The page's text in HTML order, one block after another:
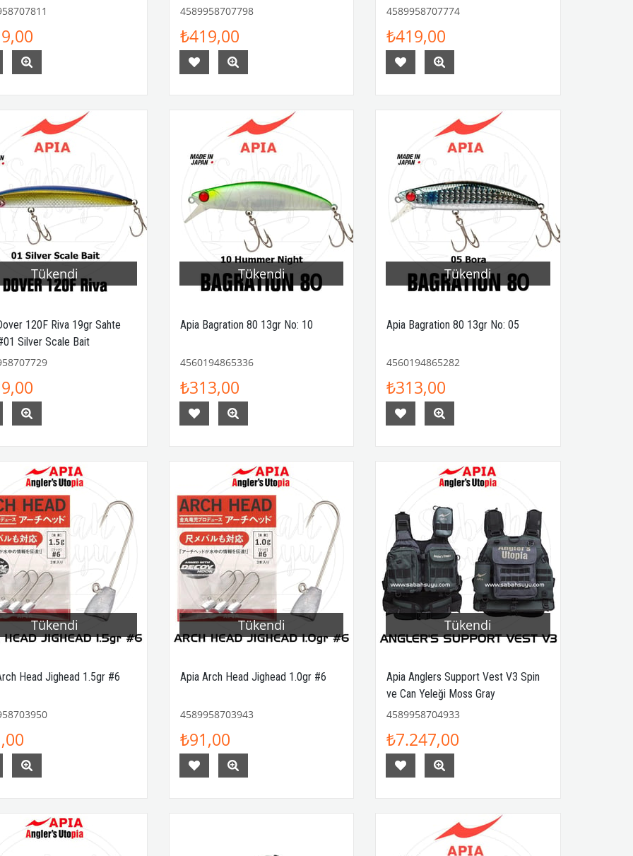
4589958707798
₺419,00
4589958707774
₺419,00
Tükendi
120F Riva 19gr Sahte
Silver Scale Bait
Tükendi
Apia Bagration 80 13gr No: 10
4560194865336
₺313,00
Tükendi
Apia Bagration 80 13gr No: 05
4560194865282
₺313,00
Tükendi
Head Jighead 1.5gr #6
Tükendi
Apia Arch Head Jighead 1.0gr #6
4589958703943
₺91,00
Tükendi
Apia Anglers Support Vest V3 Spin
ve Can Yeleği Moss Gray
4589958704933
₺7.247,00